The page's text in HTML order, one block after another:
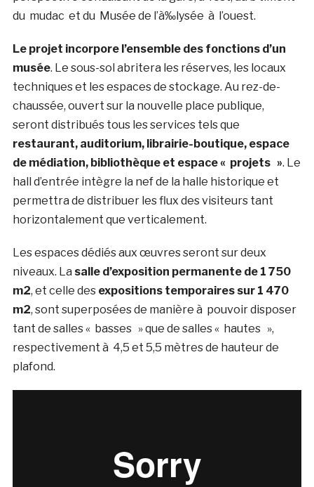
du mudac et du Musée de l’à‰lysée à l’ouest.
Le projet incorpore l’ensemble des fonctions d’un
musée. Le sous-sol abritera les réserves, les locaux
techniques et les espaces de stockage. Au rez-de-
chaussée, ouvert sur la nouvelle place publique,
seront distribués tous les services tels que
restaurant, auditorium, librairie-boutique, espace
de médiation, bibliothèque et espace « projets ». Le
hall d’entrée intègre la nef de la halle historique et
permettra de distribuer les flux des visiteurs tant
horizontalement que verticalement.
Les espaces dédiés aux œuvres seront sur deux
niveaux. La salle d’exposition permanente de 1 750
m2, et celle des expositions temporaires sur 1 470
m2, sont superposées de manière à pouvoir disposer
tant de salles « basses » que de salles « hautes »,
respectivement à 4,5 et 5,5 mètres de hauteur de
plafond.